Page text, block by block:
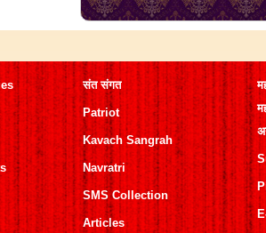
संत संगत
Patriot
Kavach Sangrah
Navratri
SMS Collection
Articles